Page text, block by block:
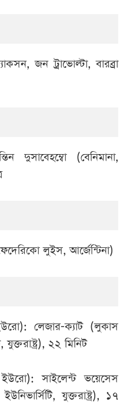
জন ট্রাভোল্টা, বারব্রা
দুসাবেহম্বো (বেনিমানা,
লুইস, আর্জেন্টিনা)
লেজার-ক্যাট (লুকাস
২২ মিনিট
ইউরো): সাইলেন্ট ভয়েসেস
যুক্তরাষ্ট্র), ১৭